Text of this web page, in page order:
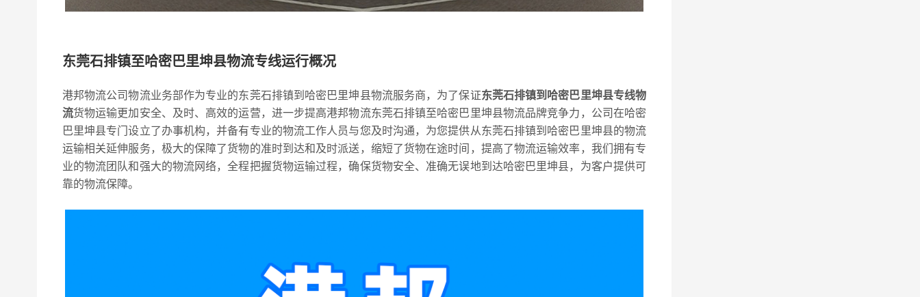
东莞石排镇至哈密巴里坤县物流专线运行概况
港邦物流公司物流业务部作为专业的东莞石排镇到哈密巴里坤县物流服务商，为了保证东莞石排镇到哈密巴里坤县专线物
流货物运输更加安全、及时、高效的运营，进一步提高港邦物流东莞石排镇至哈密巴里坤县物流品牌竞争力，公司在哈密
巴里坤县专门设立了办事机构，并备有专业的物流工作人员与您及时沟通，为您提供从东莞石排镇到哈密巴里坤县的物流
运输相关延伸服务，极大的保障了货物的准时到达和及时派送，缩短了货物在途时间，提高了物流运输效率，我们拥有专
业的物流团队和强大的物流网络，全程把握货物运输过程，确保货物安全、准确无误地到达哈密巴里坤县，为客户提供可
靠的物流保障。